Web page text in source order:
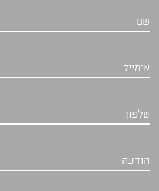
שם
אימייל
טלפון
הודעה